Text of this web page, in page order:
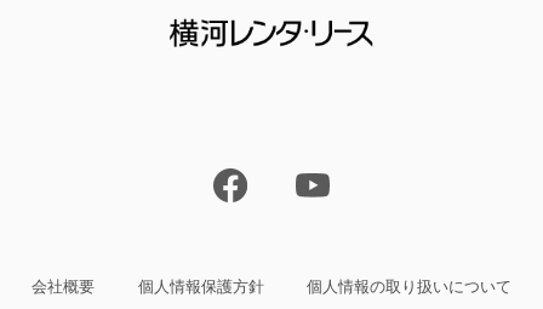
会社概要 個人情報保護方針 個人情報の取り扱いについて